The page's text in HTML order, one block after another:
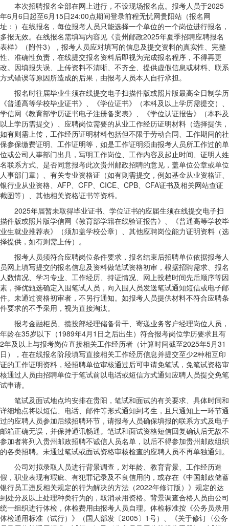
本次招聘报名全部在网上进行，不设现场报名点。报考人员于2025
年6月6日起至6月15日24:00点期间登录前程无忧网贵阳站（报名网
址：）在线报名，每位报考人员只能选择一个单位的一个岗位进行报名，
多报无效。在线报名需填写内容见《贵州邮政2025年夏季招聘应聘报名
表样》（附件3），报考人员应对填写的信息及提交资料的真实性、完整
性、准确性负责，在线提交报名资料后即视为完成报名程序，不得再更
改。因填报失误、上传资料不清晰、不齐全、提供虚假信息或材料、联系
方式错误等原因所造成的后果，由报考人员本人自行承担。
报名时往届毕业生须在线提交电子扫描件版或照片版最高全日制学历
《普通高等学校毕业证书》、《学位证书》（本科及以上学历需提交）、
学信网《教育部学历证书电子注册备案表》、《学位认证报告》（本科及
以上学历需提交）、应聘岗位需要的从业工作经历证明材料（选择提供，
如有则需上传，工作经历证明材料包括但不限于劳动合同、工作期间的社
保参保缴费证明、工作证明等，如是工作证明须由报考人员所工作过的单
位或公司人事部门出具，写明工作岗位、工作内容及起止时间、证明人姓
名联系方式、是否同意报考此次贵州邮政招聘的意见，盖单位公章或单位
人事部门章）、有关专业资格证（如有则需提交，例如基金从业资格证、
银行业从业资格、AFP、CFP、CICE、CPB、CFA证书及相关网站查证
截图等）、其他相关资格证书等资料。
2025年届暂未取得毕业证书、学位证书的应届生须在线提交电子扫
描件版或照片版学信网《教育部学籍在线验证报告》、《普通高等学校毕
业生就业推荐表》（须加盖学校公章）、其他应聘岗位能力证明资料（选
择提供，如有则需上传）。
报考人员须符合应聘岗位条件要求，报名结束后招聘单位依据报考人
员网上填写提交的报名信息及资料做笔试资格初审，根据招聘需求、报名
人数情况、学习专业、工作经历、持证情况、网上投档时间先后顺序等因
素，择优甄选确定入围笔试人员，向入围人员发送笔试通知短信或电子邮
件。未通过资格初审者，不另行通知。如报考人员提供材料不符合应聘条
件要求的不予采用，视为直接淘汰。
报考金融柜员、揽投部经理储备骨干、寄递业务客户经理岗位人员，
年龄在35岁以下（1989年4月1日之后出生）符合报考岗位学历要求且有
2年及以上与报考岗位直接相关工作经历者（计算时间截至2025年5月31
日），在在线报名阶段填写直接相关工作经历信息并提交至少2种相互印
证的工作证明资料，经招聘单位审核通过后可申请免笔试，免笔试资格审
核通过人员由招聘单位于笔试前以电话或短信方式通知应聘人员提交免笔
试申请。
笔试及面试地点均安排在贵阳，笔试和面试的有关要求、具体时间和
详细地点将以短信、电话、邮件等形式通知到考生，且只通知上一环节通
过的应聘人员参加后续招聘环节，请报考人员确保填报的联系方式及电子
邮箱正确无误，并保持通讯畅通。笔试和面试资格短信回复确认后无故不
参加者将列入贵州邮政招聘不诚信人员名单，以后不得参加贵州邮政组织
的各类招聘。未通过笔试或面试资格审核检查的应聘人员不再单独通知。
公司对拟录取人员进行背景调查，对年龄、教育背景、工作经历造
假，职业表现有瑕疵、有犯罪记录及不良信用的，或存在《中国邮政储蓄
银行员工违反相关规定的行为解决的方法（2022年修订版）》规定的达
到处分及以上处理种类行为的，取消录用资格。背景调查合格人员由公司
统一组织进行体检，体检费用由报考人员自理。体检标准按《公务员录用
体检通用标准（试行）》（国人部发〔2005〕1号）、《关于修订〈公务